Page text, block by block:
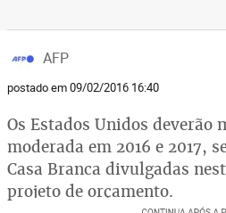
AFP
postado em 09/02/2016 16:40
Os Estados Unidos deverão
moderada em 2016 e 2017,
Casa Branca divulgadas
projeto de orçamento.